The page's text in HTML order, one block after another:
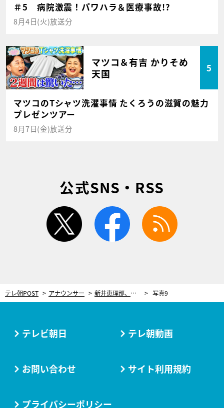
＃5 病院激震！パワハラ＆医療事故!?
8月4日(火)放送分
マツコ＆有吉 かりそめ
天国
5
マツコのTシャツ洗濯事情 たくろうの滋賀の魅力
プレゼンツアー
8月7日(金)放送分
公式SNS・RSS
twitter facebook
テレ朝POST アナウンサー 新井恵理那、汗だくになって食べた“グルメ”「なんだかスッキリ！気持ちが良かったです」 写真9
テレビ朝日 テレ朝動画
お問い合わせ サイト利用規約
プライバシーポリシー